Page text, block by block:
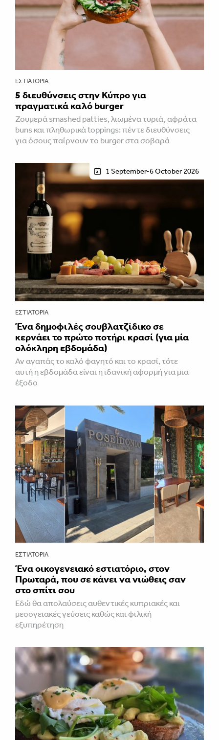
ΕΣΤΙΑΤΌΡΙΑ
5 διευθύνσεις στην Κύπρο για
πραγματικά καλό burger
Ζουμερά smashed patties, λιωμένα τυριά, αφράτα
buns και πληθωρικά toppings: πέντε διευθύνσεις
για όσους παίρνουν το burger στα σοβαρά
1 September-6 October 2026
ΕΣΤΙΑΤΌΡΙΑ
Ένα δημοφιλές σουβλατζίδικο σε
κερνάει το πρώτο ποτήρι κρασί (για μία
ολόκληρη εβδομάδα)
Αν αγαπάς το καλό φαγητό και το κρασί, τότε
αυτή η εβδομάδα είναι η ιδανική αφορμή για μια
έξοδο
ΕΣΤΙΑΤΌΡΙΑ
Ένα οικογενειακό εστιατόριο, στον
Πρωταρά, που σε κάνει να νιώθεις σαν
στο σπίτι σου
Εδώ θα απολαύσεις αυθεντικές κυπριακές και
μεσογειακές γεύσεις καθώς και φιλική
εξυπηρέτηση